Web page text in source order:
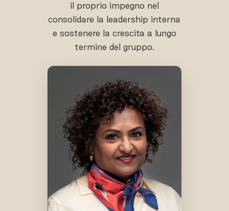
il proprio impegno nel
consolidare la leadership interna
e sostenere la crescita a lungo
termine del gruppo.